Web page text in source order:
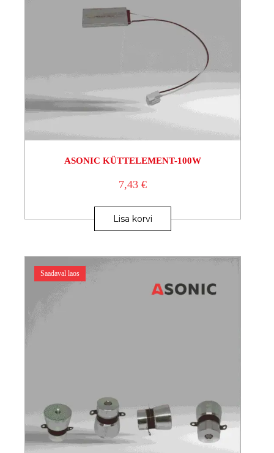
ASONIC KÜTTELEMENT-100W
7,43€
Lisa korvi
Saadaval laos